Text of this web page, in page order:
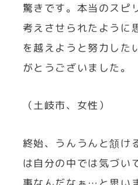
驚きです。本当のスピ
考えさせられたように
を越えようと努力した
がとうございました。
（土岐市、女性）
終始、うんうんと頷け
は自分の中では気づい